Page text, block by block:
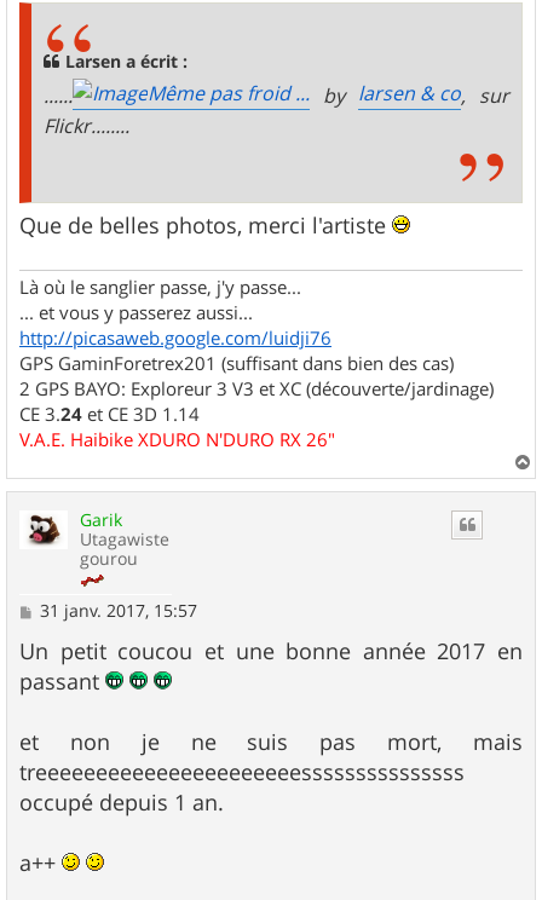
Larsen a écrit :
...... Même pas froid ... by larsen & co, sur
Flickr........
Que de belles photos, merci l'artiste
Là où le sanglier passe, j'y passe...
... et vous y passerez aussi...
http://picasaweb.google.com/luidji76
GPS GaminForetrex201 (suffisant dans bien des cas)
2 GPS BAYO: Exploreur 3 V3 et XC (découverte/jardinage)
CE 3.24 et CE 3D 1.14
V.A.E. Haibike XDURO N'DURO RX 26"
a
Garik
Utagawiste
gourou
M
s
s
a
31 janv. 2017, 15:57
Un petit coucou et une bonne année 2017 en
passant
et non je ne suis pas mort, mais
treeeeeeeeeeeeeeeeeeeeeesssssssssssssss
occupé depuis 1 an.
a++